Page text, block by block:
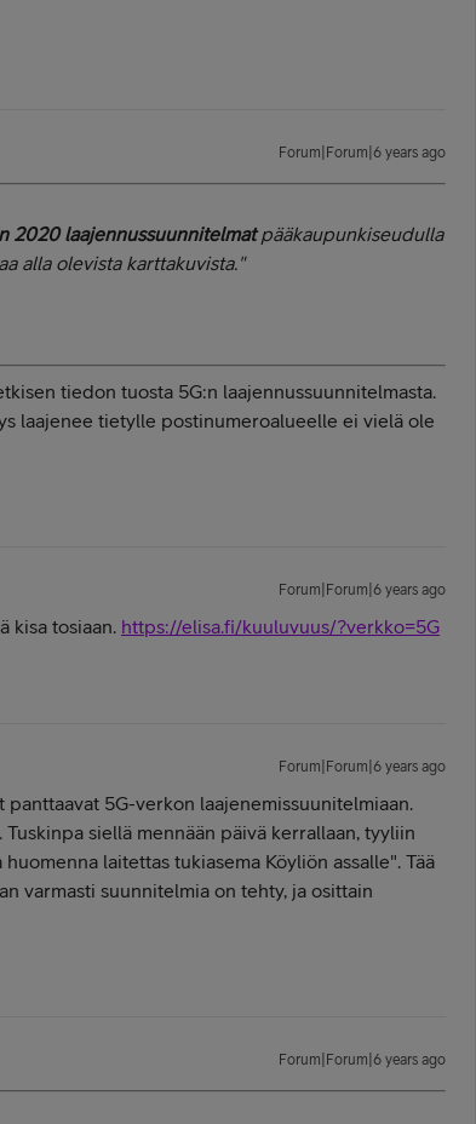
Forum|Forum|6 years ago
2020 laajennussuunnitelmatpääkaupunkiseudulla
alla olevista karttakuvista."
tiedon tuosta 5G:n laajennussuunnitelmasta.
laajenee tietylle postinumeroalueelle ei vielä ole
Forum|Forum|6 years ago
kisa tosiaan. https://elisa.fi/kuuluvuus/?verkko=5G
Forum|Forum|6 years ago
5G-verkon laajenemissuunitelmiaan.
siellä mennään päivä kerrallaan, tyyliin
laitettas tukiasema Köyliön assalle". Tää
varmasti suunnitelmia on tehty, ja osittain
Forum|Forum|6 years ago